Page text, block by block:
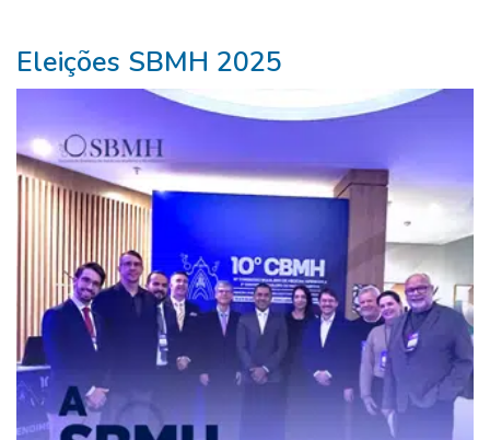
Parceiros
Pure
Vitality
Club
-
Diabetes,
Eleições SBMH 2025